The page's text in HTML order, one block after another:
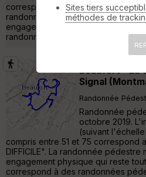
correspond au niveau 4 qualifié de
randonnée pédestre présente des
engagement physique certain. Ce
randonnées pédestres plus
Beaufort - La
Signal
Randonnée
Randonnée
octobre 2019.
(suivant
compris entre 51 et 75 correspond
DIFFICILE". La randonnée pédestre
engagement physique qui reste
correspond à des randonnées
Sites tiers
méthodes de